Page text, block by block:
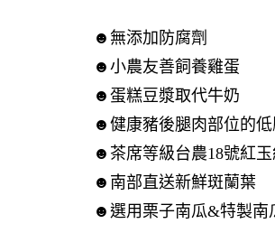
☻無添加防腐劑
☻小農友善飼養雞蛋
☻蛋糕豆漿取代牛奶
☻健康豬後腿肉部位的低
☻茶席等級台農18號紅
☻南部直送新鮮斑蘭葉
☻選用栗子南瓜&特製南